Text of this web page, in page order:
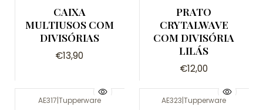
CAIXA
MULTIUSOS COM
DIVISÓRIAS
€13,90
PRATO
CRYTALWAVE
COM DIVISÓRIA
LILÁS
€12,00
AE317|Tupperware AE323|Tupperware